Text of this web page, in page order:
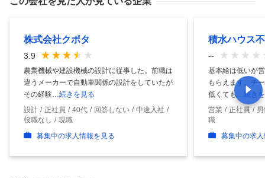
株式会社クボタ
3.9
農業機械や建設機械の設計に従事した。前職は
違うメーカーで自動車関係の設計をしていたが
その経験 …続きを見る
設計
正社員 40代 回答しない
中途入社
役職なし
現職
募集中の求人情報を見る
積水ハウス
--
基本給は低いが
もらえます。チ
低くても
…続き
営業
正社員
職
募集中の求